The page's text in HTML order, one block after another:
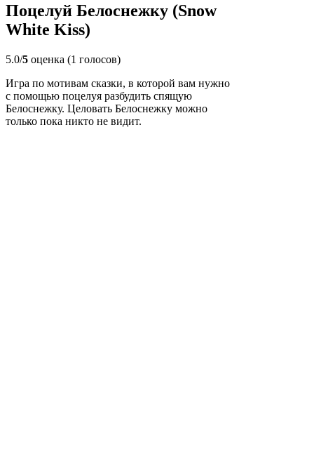
Поцелуй Белоснежку (Snow
White Kiss)
5.0/5 оценка (1 голосов)
Игра по мотивам сказки, в которой вам нужно
с помощью поцелуя разбудить спящую
Белоснежку. Целовать Белоснежку можно
только пока никто не видит.